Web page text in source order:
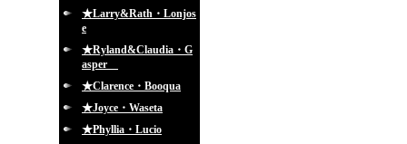
★Larry&Rath・Lonjos
e
★Ryland&Claudia・G
asper
★Clarence・Booqua
★Joyce・Waseta
★Phyllia・Lucio